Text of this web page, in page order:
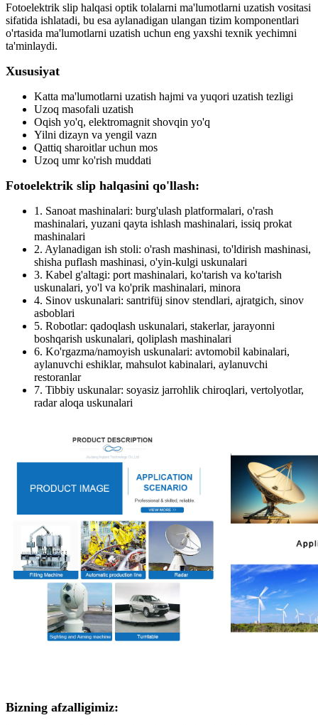
Fotoelektrik slip halqasi optik tolalarni ma'lumotlarni uzatish vositasi
sifatida ishlatadi, bu esa aylanadigan ulangan tizim komponentlari
o'rtasida ma'lumotlarni uzatish uchun eng yaxshi texnik yechimni
ta'minlaydi.
Xususiyat
Katta ma'lumotlarni uzatish hajmi va yuqori uzatish tezligi
Uzoq masofali uzatish
Oqish yo'q, elektromagnit shovqin yo'q
Yilni dizayn va yengil vazn
Qattiq sharoitlar uchun mos
Uzoq umr ko'rish muddati
Fotoelektrik slip halqasini qo'llash:
1. Sanoat mashinalari: burg'ulash platformalari, o'rash
mashinalari, yuzani qayta ishlash mashinalari, issiq prokat
mashinalari
2. Aylanadigan ish stoli: o'rash mashinasi, to'ldirish mashinasi,
shisha puflash mashinasi, o'yin-kulgi uskunalari
3. Kabel g'altagi: port mashinalari, ko'tarish va ko'tarish
uskunalari, yo'l va ko'prik mashinalari, minora
4. Sinov uskunalari: santrifüj sinov stendlari, ajratgich, sinov
asboblari
5. Robotlar: qadoqlash uskunalari, stakerlar, jarayonni
boshqarish uskunalari, qoliplash mashinalari
6. Ko'rgazma/namoyish uskunalari: avtomobil kabinalari,
aylanuvchi eshiklar, mahsulot kabinalari, aylanuvchi
restoranlar
7. Tibbiy uskunalar: soyasiz jarrohlik chiroqlari, vertolyotlar,
radar aloqa uskunalari
Bizning afzalligimiz: